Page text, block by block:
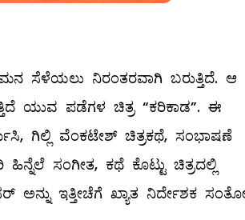
ಸೆಳೆಯಲು ನಿರಂತರವಾಗಿ ಬರುತ್ತಿದೆ. ಆ
ಯುವ ಪಡೆಗಳ ಚಿತ್ರ “ಕರಿಕಾಡ”. ಈ
ಗಿಲ್ಲಿ ವೆಂಕಟೇಶ್ ಚಿತ್ರಕಥೆ, ಸಂಭಾಷಣೆ
ಸಂಗೀತ, ಕಥೆ ಕೊಟ್ಟು ಚಿತ್ರದಲ್ಲಿ
ಅನ್ನು ಇತ್ತೀಚೆಗೆ ಖ್ಯಾತ ನಿರ್ದೇಶಕ